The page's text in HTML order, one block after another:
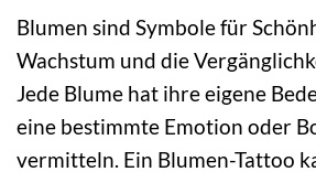
Blumen sind Symbole für
Wachstum und die
Jede Blume hat ihre eigene
eine bestimmte Emotion oder
vermitteln. Ein Blumen-Tattoo